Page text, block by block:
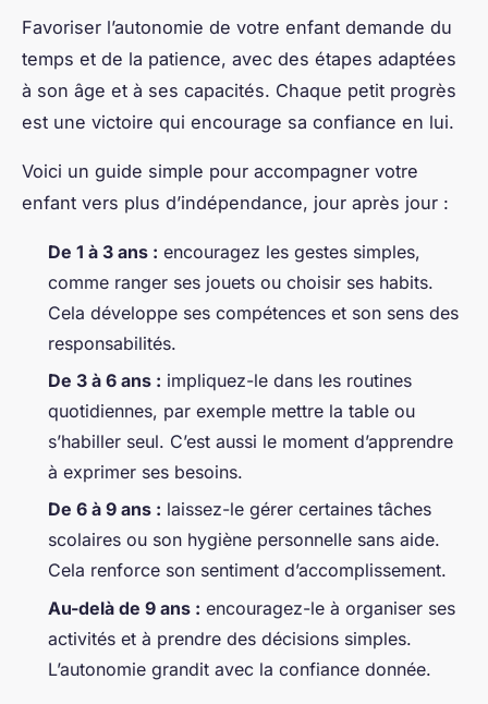
Favoriser l’autonomie de votre enfant demande du
temps et de la patience, avec des étapes adaptées
à son âge et à ses capacités. Chaque petit progrès
est une victoire qui encourage sa confiance en lui.
Voici un guide simple pour accompagner votre
enfant vers plus d’indépendance, jour après jour :
De 1 à 3 ans : encouragez les gestes simples,
comme ranger ses jouets ou choisir ses habits.
Cela développe ses compétences et son sens des
responsabilités.
De 3 à 6 ans : impliquez-le dans les routines
quotidiennes, par exemple mettre la table ou
s’habiller seul. C’est aussi le moment d’apprendre
à exprimer ses besoins.
De 6 à 9 ans : laissez-le gérer certaines tâches
scolaires ou son hygiène personnelle sans aide.
Cela renforce son sentiment d’accomplissement.
Au-delà de 9 ans : encouragez-le à organiser ses
activités et à prendre des décisions simples.
L’autonomie grandit avec la confiance donnée.